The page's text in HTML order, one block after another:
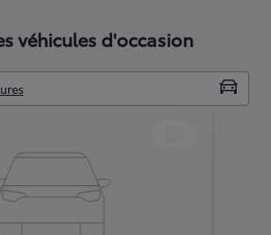
véhicules d'occasion